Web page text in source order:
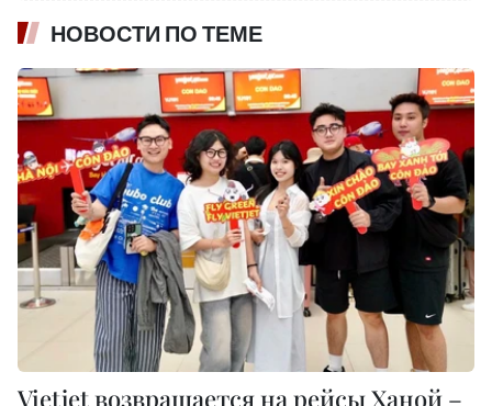
НОВОСТИ ПО ТЕМЕ
Vietjet возвращается на рейсы Ханой –